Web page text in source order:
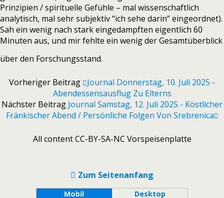
Prinzipien / spirituelle Gefühle – mal wissenschaftlich
analytisch, mal sehr subjektiv “ich sehe darin” eingeordnet).
Sah ein wenig nach stark eingedampften eigentlich 60
Minuten aus, und mir fehlte ein wenig der Gesamtüberblick
über den Forschungsstand.
Vorheriger Beitrag
Journal Donnerstag, 10. Juli 2025 -
Abendessensausflug Zu Elterns
Nächster Beitrag Journal Samstag, 12. Juli 2025 - Köstlicher
Fränkischer Abend / Persönliche Folgen Von Srebrenica
All content CC-BY-SA-NC Vorspeisenplatte
Zum Seitenanfang
Mobil Desktop